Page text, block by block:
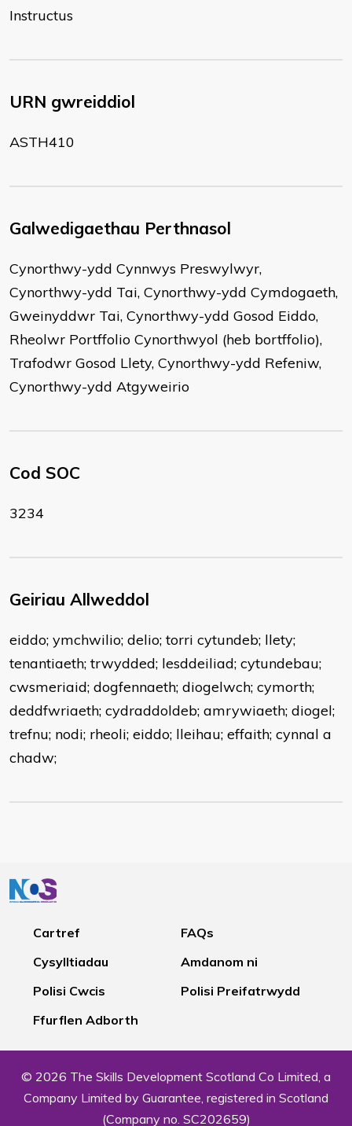
Instructus
URN gwreiddiol
ASTH410
Galwedigaethau Perthnasol
Cynorthwy-ydd Cynnwys Preswylwyr,
Cynorthwy-ydd Tai, Cynorthwy-ydd Cymdogaeth,
Gweinyddwr Tai, Cynorthwy-ydd Gosod Eiddo,
Rheolwr Portffolio Cynorthwyol (heb bortffolio),
Trafodwr Gosod Llety, Cynorthwy-ydd Refeniw,
Cynorthwy-ydd Atgyweirio
Cod SOC
3234
Geiriau Allweddol
eiddo; ymchwilio; delio; torri cytundeb; llety;
tenantiaeth; trwydded; lesddeiliad; cytundebau;
cwsmeriaid; dogfennaeth; diogelwch; cymorth;
deddfwriaeth; cydraddoldeb; amrywiaeth; diogel;
trefnu; nodi; rheoli; eiddo; lleihau; effaith; cynnal a
chadw;
Cartref
FAQs
Cysylltiadau
Amdanom ni
Polisi Cwcis
Polisi Preifatrwydd
Ffurflen Adborth
© 2026 The Skills Development Scotland Co Limited, a
Company Limited by Guarantee, registered in Scotland
(Company no. SC202659)